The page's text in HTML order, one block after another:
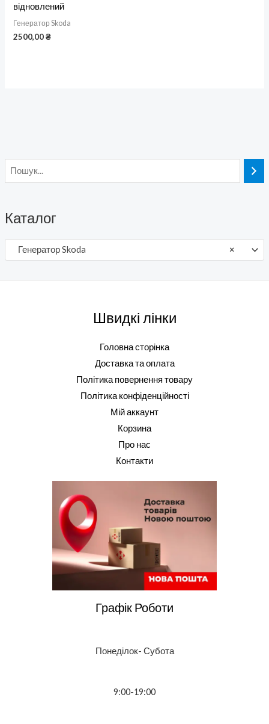
Каталог
×
Генератор Skoda
відновлений
Генератор Skoda
2500,00₴
Швидкі лінки
Головна сторінка
Доставка та оплата
Політика повернення товару
Політика конфіденційності
Мій аккаунт
Корзина
Про нас
Контакти
Графік Роботи
Понеділок- Субота
9:00-19:00